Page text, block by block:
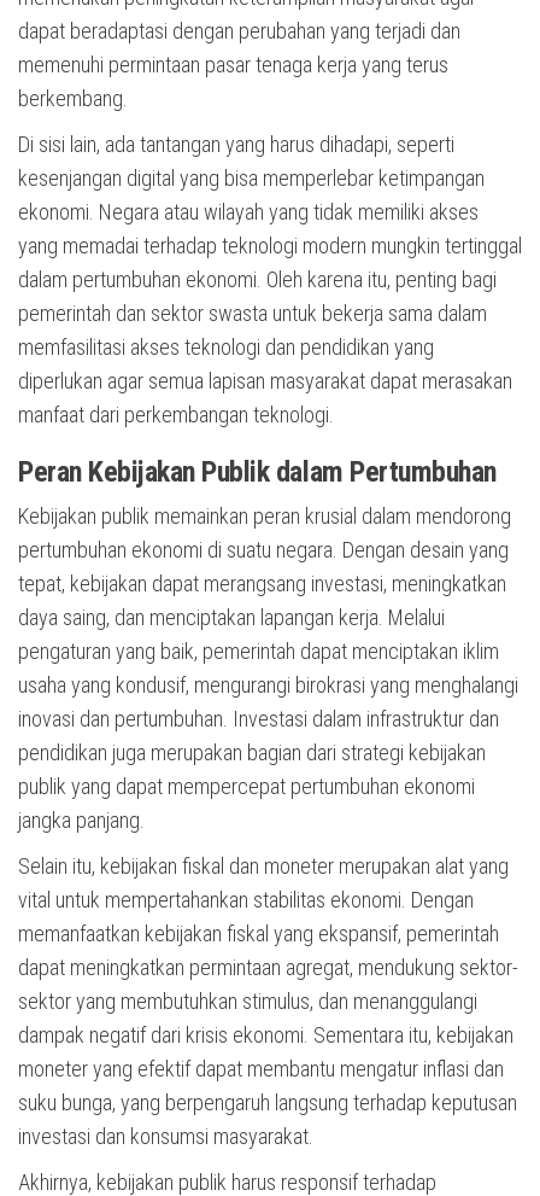
dapat beradaptasi dengan perubahan yang terjadi dan
memenuhi permintaan pasar tenaga kerja yang terus
berkembang.
Di sisi lain, ada tantangan yang harus dihadapi, seperti
kesenjangan digital yang bisa memperlebar ketimpangan
ekonomi. Negara atau wilayah yang tidak memiliki akses
yang memadai terhadap teknologi modern mungkin tertinggal
dalam pertumbuhan ekonomi. Oleh karena itu, penting bagi
pemerintah dan sektor swasta untuk bekerja sama dalam
memfasilitasi akses teknologi dan pendidikan yang
diperlukan agar semua lapisan masyarakat dapat merasakan
manfaat dari perkembangan teknologi.
Peran Kebijakan Publik dalam Pertumbuhan
Kebijakan publik memainkan peran krusial dalam mendorong
pertumbuhan ekonomi di suatu negara. Dengan desain yang
tepat, kebijakan dapat merangsang investasi, meningkatkan
daya saing, dan menciptakan lapangan kerja. Melalui
pengaturan yang baik, pemerintah dapat menciptakan iklim
usaha yang kondusif, mengurangi birokrasi yang menghalangi
inovasi dan pertumbuhan. Investasi dalam infrastruktur dan
pendidikan juga merupakan bagian dari strategi kebijakan
publik yang dapat mempercepat pertumbuhan ekonomi
jangka panjang.
Selain itu, kebijakan fiskal dan moneter merupakan alat yang
vital untuk mempertahankan stabilitas ekonomi. Dengan
memanfaatkan kebijakan fiskal yang ekspansif, pemerintah
dapat meningkatkan permintaan agregat, mendukung sektor-
sektor yang membutuhkan stimulus, dan menanggulangi
dampak negatif dari krisis ekonomi. Sementara itu, kebijakan
moneter yang efektif dapat membantu mengatur inflasi dan
suku bunga, yang berpengaruh langsung terhadap keputusan
investasi dan konsumsi masyarakat.
Akhirnya, kebijakan publik harus responsif terhadap